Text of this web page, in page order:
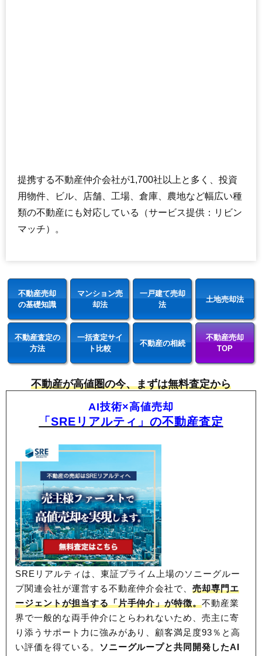
提携する不動産仲介会社が1,700社以上と多く、投資
用物件、ビル、店舗、工場、倉庫、農地など幅広い種
類の不動産にも対応している（サービス提供：リビン
マッチ）。
不動産売却
の基礎知識
マンション売
却法
一戸建て売却
法
土地売却法
不動産査定の
方法
一括査定サイ
ト比較
不動産の相続
不動産売却
TOP
不動産が高値圏の今、まずは無料査定から
AI技術×高値売却
「SREリアルティ」の不動産査定
SREリアルティは、東証プライム上場のソニーグルー
プ関連会社が運営する不動産仲介会社で、売却専門エ
ージェントが担当する「片手仲介」が特徴。不動産業
界で一般的な両手仲介にとらわれないため、売主に寄
り添うサポート力に強みがあり、顧客満足度93％と高
い評価を得ている。 ソニーグループと共同開発したAI